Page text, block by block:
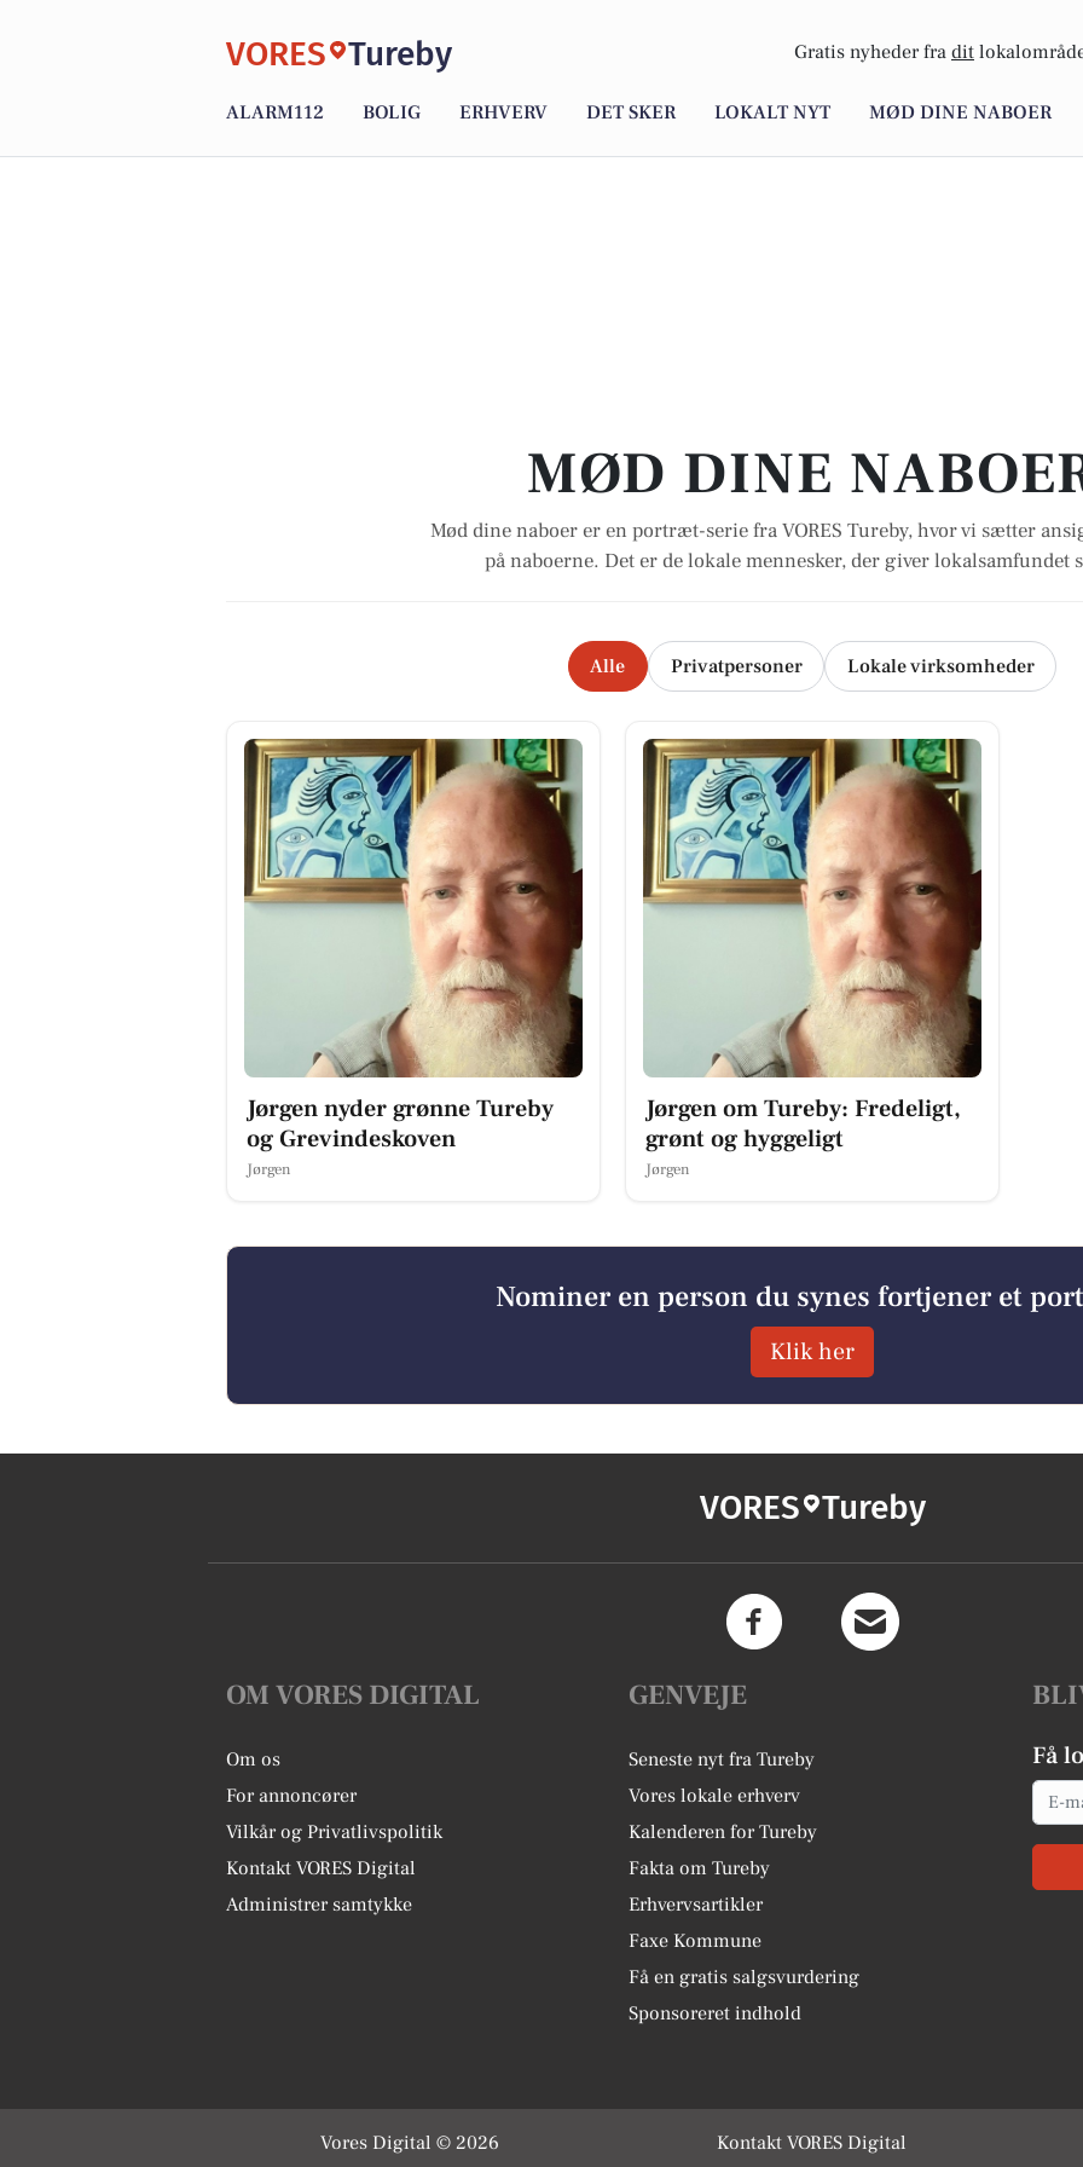
VORES Tureby Gratis nyheder fra dit
ALARM112 BOLIG ERHVERV DET SKER LOKALT NYT MØD DINE NABOER
MØD DINE
Mød dine naboer er en portræt-serie fra VORES Tureby, hvor vi sætter
på naboerne. Det er de lokale mennesker, der giver lokalsamfundet
Alle Privatpersoner Lokale virksomheder
Jørgen nyder grønne Tureby
og Grevindeskoven
Jørgen
Jørgen om Tureby: Fredeligt,
grønt og hyggeligt
Jørgen
Nominer en person du synes fortjener et
Klik her
VORES Tureby
OM VORES DIGITAL
Om os
For annoncører
Vilkår og Privatlivspolitik
Kontakt VORES Digital
Administrer samtykke
GENVEJE
Seneste nyt fra Tureby
Vores lokale erhverv
Kalenderen for Tureby
Fakta om Tureby
Erhvervsartikler
Faxe Kommune
Få en gratis salgsvurdering
Sponsoreret indhold
Få
Email
Vores Digital © 2026 Kontakt VORES Digital